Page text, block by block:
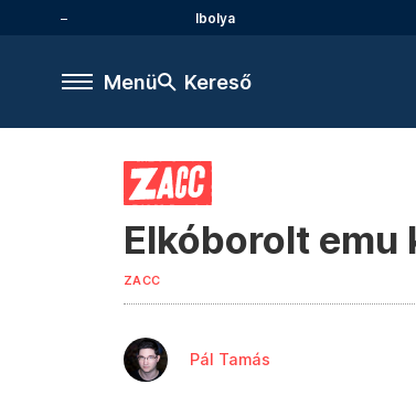
Ibolya
Menü Kereső
Elkóborolt emu
ZACC
Pál Tamás